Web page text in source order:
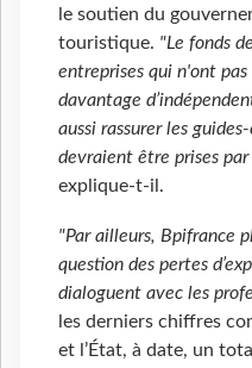
le soutien du
touristique. "Le fonds
entreprises qui n'ont
davantage
aussi rassurer les
devraient être prises
explique-t-il.
"Par ailleurs, Bpifrance
question des pertes
dialoguent avec les
les derniers chiffres
et l’État, à date, un